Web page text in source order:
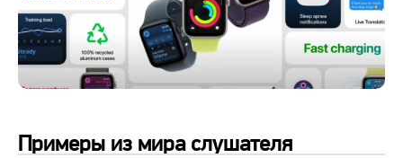
Примеры из мира слушателя